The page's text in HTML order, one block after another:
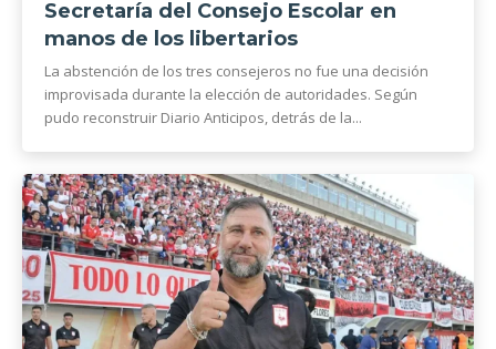
Secretaría del Consejo Escolar en
manos de los libertarios
La abstención de los tres consejeros no fue una decisión
improvisada durante la elección de autoridades. Según
pudo reconstruir Diario Anticipos, detrás de la...